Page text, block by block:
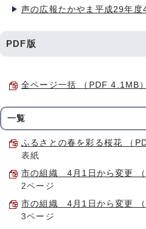
声の広報たかやま平成29年度
PDF版
全ページ一括 （PDF 4.1MB）
一覧
ふるさとの春を彩る桜花 （
表紙
市の組織 4月1日から変更 （
2ページ
市の組織 4月1日から変更 （
3ページ